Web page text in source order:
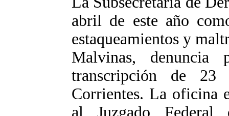
abril de este año
estaqueamientos y
Malvinas,
transcripción de 23
Corrientes. La oficina
al Juzgado